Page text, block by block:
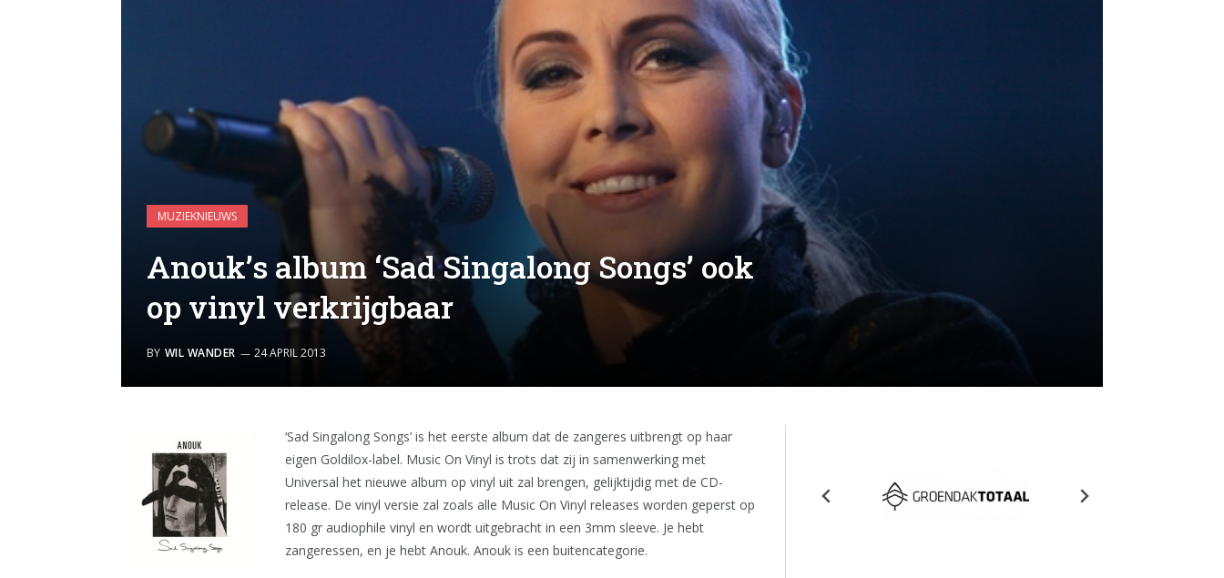
MUZIEKNIEUWS
Anouk’s album ‘Sad Singalong Songs’ ook
op vinyl verkrijgbaar
BY WIL WANDER 24 APRIL 2013
‘Sad Singalong Songs’ is het eerste album dat de zangeres uitbrengt op haar
eigen Goldilox-label. Music On Vinyl is trots dat zij in samenwerking met
Universal het nieuwe album op vinyl uit zal brengen, gelijktijdig met de CD-
release. De vinyl versie zal zoals alle Music On Vinyl releases worden geperst op
180 gr audiophile vinyl en wordt uitgebracht in een 3mm sleeve. Je hebt
zangeressen, en je hebt Anouk. Anouk is een buitencategorie.